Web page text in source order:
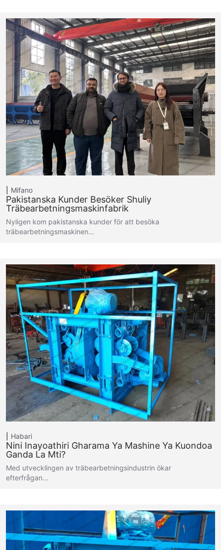
Mifano
Pakistanska Kunder Besöker Shuliy
Träbearbetningsmaskinfabrik
Nyligen kom pakistanska kunder för att besöka
träbearbetningsmaskinen…
Habari
Nini Inayoathiri Gharama Ya Mashine Ya Kuondoa
Ganda La Mti?
Med utvecklingen av träbearbetningsindustrin ökar
efterfrågan…